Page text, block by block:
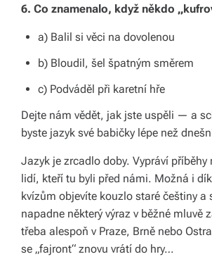
6. Co znamenalo, když někdo
a) Balil si věci na dovolenou
b) Bloudil, šel špatným směrem
c) Podváděl při karetní hře
Dejte nám vědět, jak jste uspěli — a
byste jazyk své babičky lépe než
Jazyk je zrcadlo doby. Vypráví příběhy
lidí, kteří tu byli před námi. Možná i
kvízům objevíte kouzlo staré češtiny a
napadne některý výraz v běžné mluvě
třeba alespoň v Praze, Brně nebo
se „fajront“ znovu vrátí do hry…